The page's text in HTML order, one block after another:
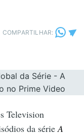
COMPARTILHAR:
Television
da sérieA